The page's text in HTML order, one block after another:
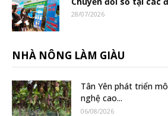
28/07/2026
NHÀ NÔNG LÀM GIÀU
Tân Yên phát triển
nghệ cao...
06/08/2026